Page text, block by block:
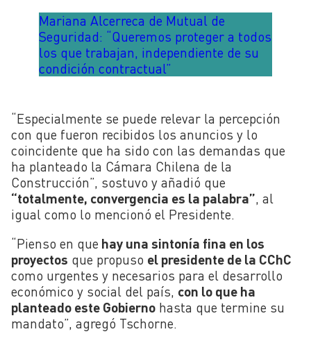
Mariana Alcerreca de Mutual de
Seguridad: “Queremos proteger a todos
los que trabajan, independiente de su
condición contractual”
“Especialmente se puede relevar la percepción
con que fueron recibidos los anuncios y lo
coincidente que ha sido con las demandas que
ha planteado la Cámara Chilena de la
Construcción”, sostuvo y añadió que
“totalmente, convergencia es la palabra”, al
igual como lo mencionó el Presidente.
“Pienso en que hay una sintonía fina en los
proyectos que propuso el presidente de la CChC
como urgentes y necesarios para el desarrollo
económico y social del país, con lo que ha
planteado este Gobierno hasta que termine su
mandato”, agregó Tschorne.